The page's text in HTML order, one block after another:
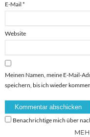
E-Mail *
Website
Meinen Namen, meine E-Mail-
speichern, bis ich wieder
Benachrichtige mich über